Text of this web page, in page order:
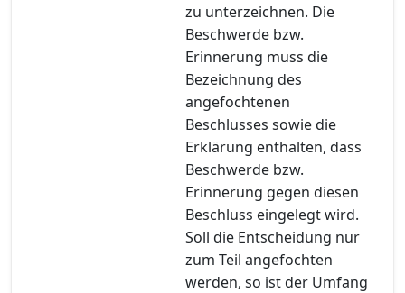
zu unterzeichnen. Die
Beschwerde bzw.
Erinnerung muss die
Bezeichnung des
angefochtenen
Beschlusses sowie die
Erklärung enthalten, dass
Beschwerde bzw.
Erinnerung gegen diesen
Beschluss eingelegt wird.
Soll die Entscheidung nur
zum Teil angefochten
werden, so ist der Umfang